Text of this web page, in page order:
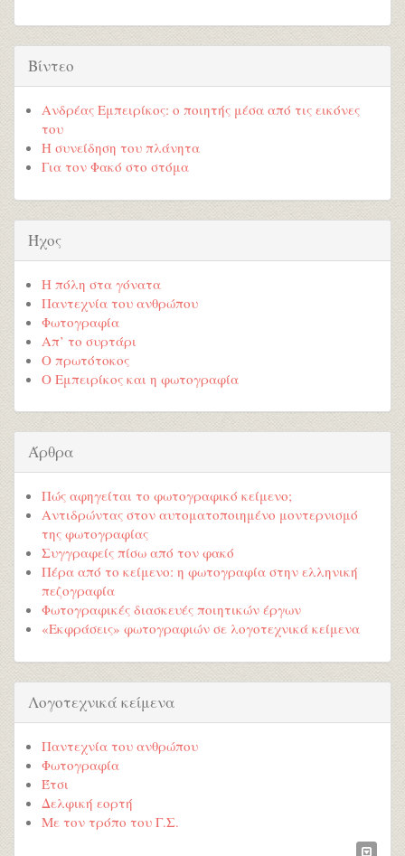
Βίντεο
Ανδρέας Εμπειρίκος: ο ποιητής μέσα από τις εικόνες
του
Η συνείδηση του πλάνητα
Για τον Φακό στο στόμα
Ήχος
Η πόλη στα γόνατα
Παντεχνία του ανθρώπου
Φωτογραφία
Απ’ το συρτάρι
Ο πρωτότοκος
Ο Εμπειρίκος και η φωτογραφία
Άρθρα
Πώς αφηγείται το φωτογραφικό κείμενο;
Αντιδρώντας στον αυτοματοποιημένο μοντερνισμό
της φωτογραφίας
Συγγραφείς πίσω από τον φακό
Πέρα από το κείμενο: η φωτογραφία στην ελληνική
πεζογραφία
Φωτογραφικές διασκευές ποιητικών έργων
«Εκφράσεις» φωτογραφιών σε λογοτεχνικά κείμενα
Λογοτεχνικά κείμενα
Παντεχνία του ανθρώπου
Φωτογραφία
Έτσι
Δελφική εορτή
Με τον τρόπο του Γ.Σ.